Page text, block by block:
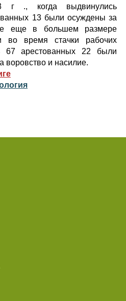
г ., когда выдвинулись
13 были осуждены за
еще в большем размере
во время стачки рабочих
67 арестованных 22 были
воровство и насилие.